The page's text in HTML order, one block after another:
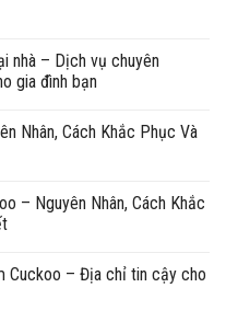
nhà – Dịch vụ chuyên
gia đình bạn
Nhân, Cách Khắc Phục Và
– Nguyên Nhân, Cách Khắc
Cuckoo – Địa chỉ tin cậy cho